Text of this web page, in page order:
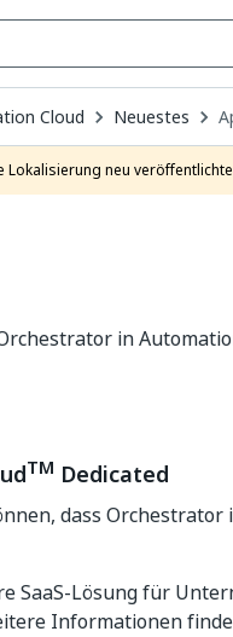
Cloud Neuestes
Lokalisierung neu
in
TM Dedicated
dass Orchestrator
SaaS-Lösung für
Informationen